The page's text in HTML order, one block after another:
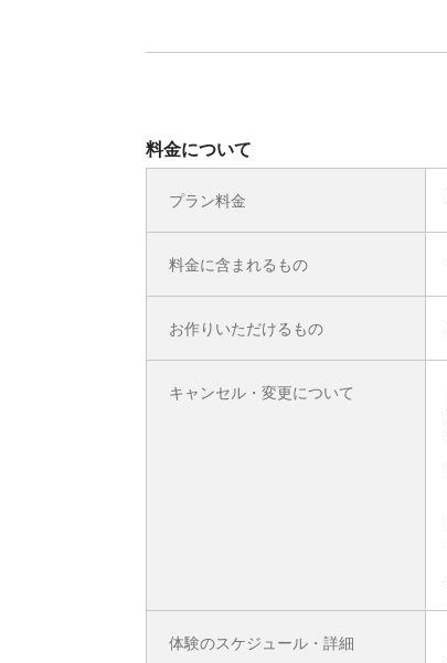
料金について
プラン料金
料金に含まれるもの
お作りいただけるもの
キャンセル・変更について
体験のスケジュール・詳細